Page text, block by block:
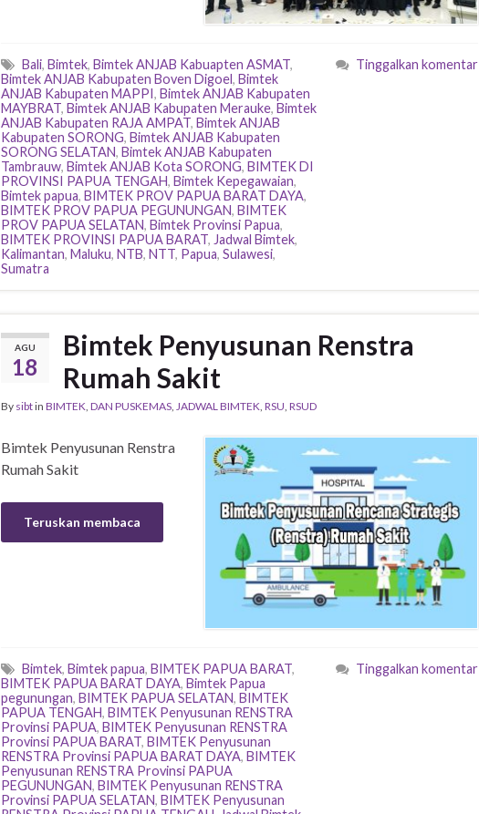
Bali, Bimtek, Bimtek ANJAB Kabuapten ASMAT,
Bimtek ANJAB Kabupaten Boven Digoel, Bimtek
ANJAB Kabupaten MAPPI, Bimtek ANJAB Kabupaten
MAYBRAT, Bimtek ANJAB Kabupaten Merauke, Bimtek
ANJAB Kabupaten RAJA AMPAT, Bimtek ANJAB
Kabupaten SORONG, Bimtek ANJAB Kabupaten
SORONG SELATAN, Bimtek ANJAB Kabupaten
Tambrauw, Bimtek ANJAB Kota SORONG, BIMTEK DI
PROVINSI PAPUA TENGAH, Bimtek Kepegawaian,
Bimtek papua, BIMTEK PROV PAPUA BARAT DAYA,
BIMTEK PROV PAPUA PEGUNUNGAN, BIMTEK
PROV PAPUA SELATAN, Bimtek Provinsi Papua,
BIMTEK PROVINSI PAPUA BARAT, Jadwal Bimtek,
Kalimantan, Maluku, NTB, NTT, Papua, Sulawesi,
Sumatra
Tinggalkan komentar
AGU
18
Bimtek Penyusunan Renstra
Rumah Sakit
By sibtin BIMTEK DAN PUSKEMAS, JADWAL BIMTEK RSU RSUD
Bimtek Penyusunan Renstra
Rumah Sakit
Teruskan membaca
Bimtek, Bimtek papua, BIMTEK PAPUA BARAT,
BIMTEK PAPUA BARAT DAYA, Bimtek Papua
pegunungan, BIMTEK PAPUA SELATAN, BIMTEK
PAPUA TENGAH, BIMTEK Penyusunan RENSTRA
Provinsi PAPUA, BIMTEK Penyusunan RENSTRA
Provinsi PAPUA BARAT, BIMTEK Penyusunan
RENSTRA Provinsi PAPUA BARAT DAYA, BIMTEK
Penyusunan RENSTRA Provinsi PAPUA
PEGUNUNGAN, BIMTEK Penyusunan RENSTRA
Provinsi PAPUA SELATAN, BIMTEK Penyusunan
Tinggalkan komentar